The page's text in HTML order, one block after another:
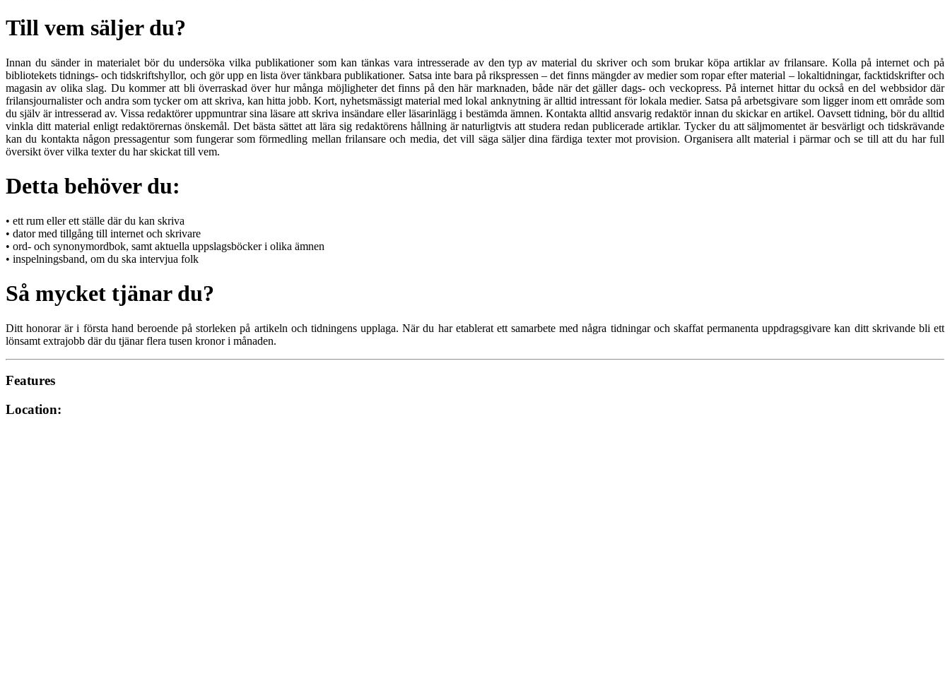
Till vem säljer du?
Innan du sänder in materialet bör du undersöka vilka publikationer som kan tänkas vara intresserade av den typ av material du skriver och som brukar köpa artiklar av frilansare. Kolla på internet och på
bibliotekets tidnings- och tidskriftshyllor, och gör upp en lista över tänkbara publikationer. Satsa inte bara på rikspressen – det finns mängder av medier som ropar efter material – lokaltidningar, facktidskrifter och
magasin av olika slag. Du kommer att bli överraskad över hur många möjligheter det finns på den här marknaden, både när det gäller dags- och veckopress. På internet hittar du också en del webbsidor där
frilansjournalister och andra som tycker om att skriva, kan hitta jobb. Kort, nyhetsmässigt material med lokal anknytning är alltid intressant för lokala medier. Satsa på arbetsgivare som ligger inom ett område som
du själv är intresserad av. Vissa redaktörer uppmuntrar sina läsare att skriva insändare eller läsarinlägg i bestämda ämnen. Kontakta alltid ansvarig redaktör innan du skickar en artikel. Oavsett tidning, bör du alltid
vinkla ditt material enligt redaktörernas önskemål. Det bästa sättet att lära sig redaktörens hållning är naturligtvis att studera redan publicerade artiklar. Tycker du att säljmomentet är besvärligt och tidskrävande
kan du kontakta någon pressagentur som fungerar som förmedling mellan frilansare och media, det vill säga säljer dina färdiga texter mot provision. Organisera allt material i pärmar och se till att du har full
översikt över vilka texter du har skickat till vem.
Detta behöver du:
• ett rum eller ett ställe där du kan skriva
• dator med tillgång till internet och skrivare
• ord- och synonymordbok, samt aktuella uppslagsböcker i olika ämnen
• inspelningsband, om du ska intervjua folk
Så mycket tjänar du?
Ditt honorar är i första hand beroende på storleken på artikeln och tidningens upplaga. När du har etablerat ett samarbete med några tidningar och skaffat permanenta uppdragsgivare kan ditt skrivande bli ett
lönsamt extrajobb där du tjänar flera tusen kronor i månaden.
Features
Location: